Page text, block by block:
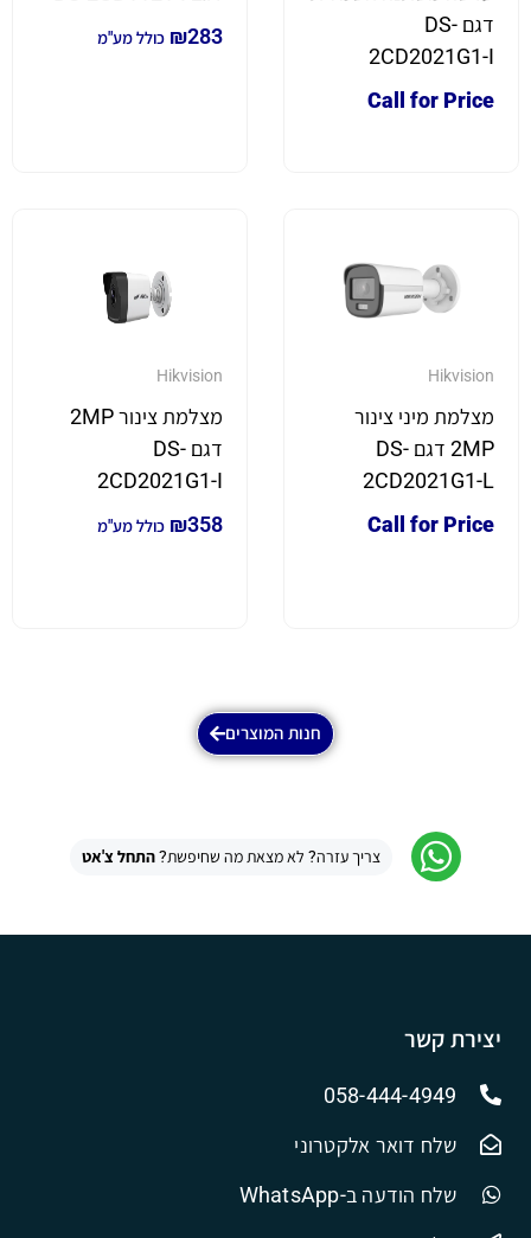
דגם DS-
2CD2021G1-I
Call for Price
₪283 כולל מע"מ
Hikvision
מצלמת מיני צינור
2MP דגם DS-
2CD2021G1-L
Call for Price
Hikvision
מצלמת צינור 2MP
דגם DS-
2CD2021G1-I
₪358 כולל מע"מ
חנות המוצרים
צריך עזרה? לא מצאת מה שחיפשת?התחל צ'אט
יצירת קשר
058-444-4949
שלח דואר אלקטרוני
שלח הודעה ב-WhatsApp